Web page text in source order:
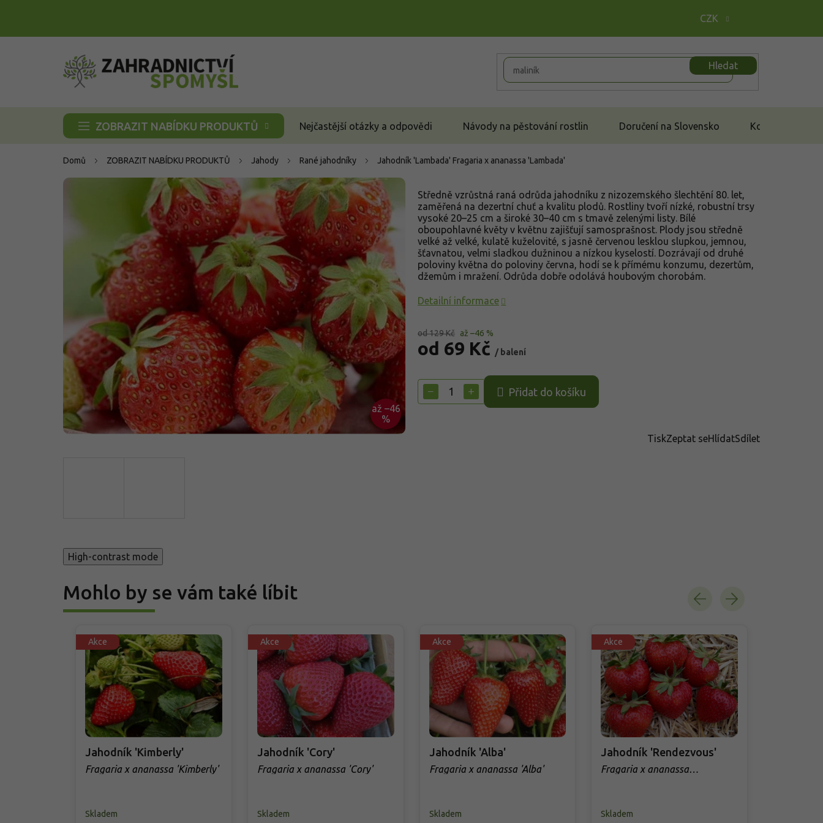
CZK
Hledat
ZOBRAZIT NABÍDKU PRODUKTŮ Nejčastější otázky a odpovědi Návody na pěstování rostlin Doručení na Slovensko Kontakt
Domů ZOBRAZIT NABÍDKU PRODUKTŮ Jahody Rané jahodníky Jahodník 'Lambada' Fragaria x ananassa 'Lambada'
až –46
%
od 129 Kč až –46 %
od 69 Kč / balení
cena:
+
− Přidat do košíku
Středně vzrůstná raná odrůda jahodníku z nizozemského šlechtění 80. let,
zaměřená na dezertní chuť a kvalitu plodů. Rostliny tvoří nízké, robustní trsy
vysoké 20–25 cm a široké 30–40 cm s tmavě zelenými listy. Bílé
oboupohlavné květy v květnu zajišťují samosprašnost. Plody jsou středně
velké až velké, kulatě kuželovité, s jasně červenou lesklou slupkou, jemnou,
šťavnatou, velmi sladkou dužninou a nízkou kyselostí. Dozrávají od druhé
poloviny května do poloviny června, hodí se k přímému konzumu, dezertům,
džemům i mražení. Odrůda dobře odolává houbovým chorobám.
Detailní informace
TiskZeptat seHlídatSdílet
High-contrast mode
Mohlo by se vám také líbit
Akce
Jahodník 'Kimberly'
Fragaria x ananassa 'Kimberly'
Skladem
Akce
Jahodník 'Cory'
Fragaria x ananassa 'Cory'
Skladem
Akce
Jahodník 'Alba'
Fragaria x ananassa 'Alba'
Skladem
Akce
Jahodník 'Rendezvous'
Fragaria x ananassa
Skladem